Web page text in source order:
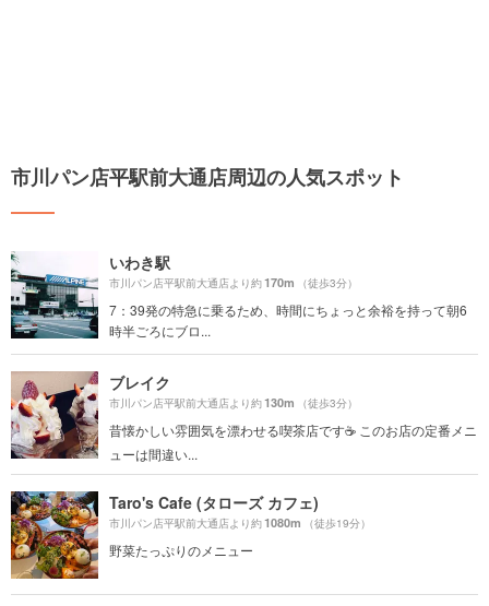
市川パン店平駅前大通店周辺の人気スポット
いわき駅
市川パン店平駅前大通店より約170m （徒歩3分）
7：39発の特急に乗るため、時間にちょっと余裕を持って朝6
時半ごろにブロ...
ブレイク
市川パン店平駅前大通店より約130m （徒歩3分）
昔懐かしい雰囲気を漂わせる喫茶店です☕ このお店の定番メニ
ューは間違い...
Taro's Cafe (タローズ カフェ)
市川パン店平駅前大通店より約1080m （徒歩19分）
野菜たっぷりのメニュー